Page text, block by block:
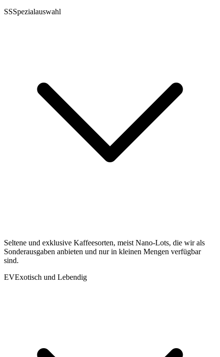
SSSpezialauswahl
Seltene und exklusive Kaffeesorten, meist Nano-Lots, die wir als
Sonderausgaben anbieten und nur in kleinen Mengen verfügbar
sind.
EVExotisch und Lebendig